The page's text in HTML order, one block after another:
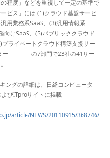
程度」などを重視して一定の基準で
ビス」には (1)クラウド基盤サービ
用業務系SaaS、(3)汎用情報系
向けSaaS、(5)パブリッククラウド
ライベートクラウド構築支援サー
ー ―― の7部門で23社の41サー
ングの詳細は、日経コンピュータ
びITproサイトに掲載
article/NEWS/20110915/368746/